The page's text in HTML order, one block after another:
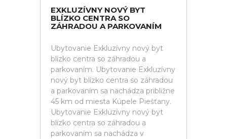
EXKLUZÍVNY NOVÝ BYT
BLÍZKO CENTRA SO
ZÁHRADOU A PARKOVANÍM
Ubytovanie Exkluzívny nový byt
blízko centra so záhradou a
parkovaním. Ubytovanie Exkluzívny
nový byt blízko centra so záhradou
a parkovaním sa nachádza približne
45 km od miesta Kúpele Piešťany.
Ubytovanie Exkluzívny nový byt
blízko centra so záhradou a
parkovaním sa nachádza v